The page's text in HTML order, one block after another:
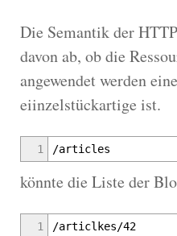
Die Semantik der
davon ab, ob die
angewendet werden
eiinzelstückartige ist.
1 /articles
könnte die Liste der
1 /articlkes/42